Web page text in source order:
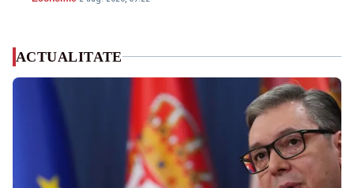
ACTUALITATE